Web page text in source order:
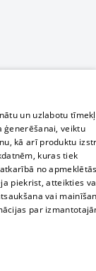
un uzlabotu
ģenerēšanai, veiktu
kā arī produktu
kuras tiek
no
piekrist, atteikties
vai
par